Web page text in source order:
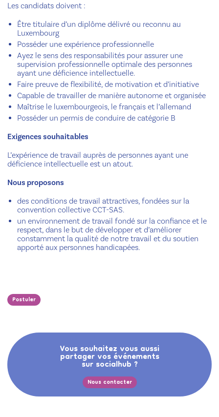
Les candidats doivent :
Être titulaire d’un diplôme délivré ou reconnu au
Luxembourg
Posséder une expérience professionnelle
Ayez le sens des responsabilités pour assurer une
supervision professionnelle optimale des personnes
ayant une déficience intellectuelle.
Faire preuve de flexibilité, de motivation et d’initiative
Capable de travailler de manière autonome et organisée
Maîtrise le luxembourgeois, le français et l’allemand
Posséder un permis de conduire de catégorie B
Exigences souhaitables
L’expérience de travail auprès de personnes ayant une
déficience intellectuelle est un atout.
Nous proposons
des conditions de travail attractives, fondées sur la
convention collective CCT-SAS.
un environnement de travail fondé sur la confiance et le
respect, dans le but de développer et d’améliorer
constamment la qualité de notre travail et du soutien
apporté aux personnes handicapées.
Postuler
Vous souhaitez vous aussi
partager vos événements
sur socialhub ?
Nous contacter